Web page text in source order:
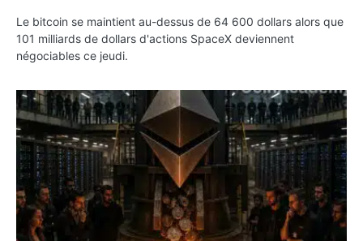
Le bitcoin se maintient au-dessus de 64 600 dollars alors que
101 milliards de dollars d'actions SpaceX deviennent
négociables ce jeudi.
ETH : Ethereum veut brûler les récompenses des